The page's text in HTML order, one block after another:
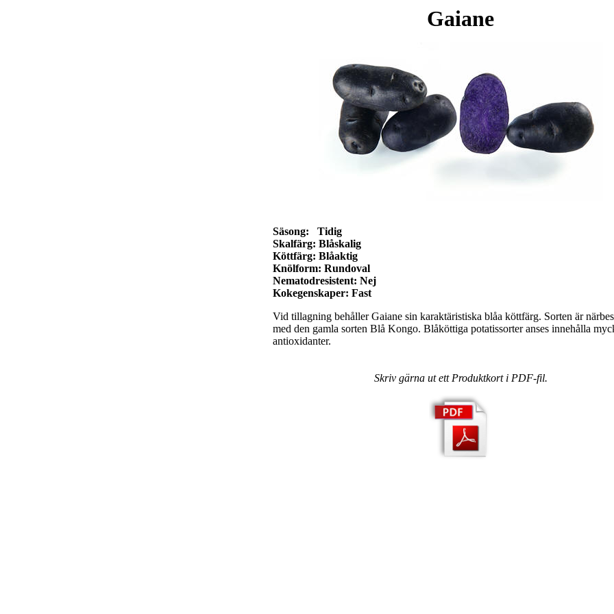
Gaiane
Säsong: Tidig
Skalfärg: Blåskalig
Köttfärg: Blåaktig
Knölform: Rundoval
Nematodresistent: Nej
Kokegenskaper: Fast
Vid tillagning behåller Gaiane sin karaktäristiska blåa köttfärg. Sorten är
med den gamla sorten Blå Kongo. Blåköttiga potatissorter anses innehålla
antioxidanter.
Skriv gärna ut ett Produktkort i PDF-fil.